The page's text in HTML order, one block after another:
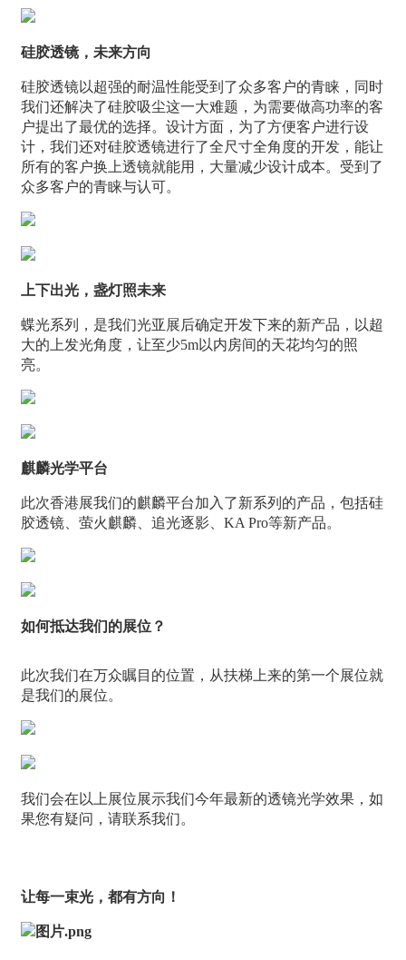
硅胶透镜，未来方向
硅胶透镜以超强的耐温性能受到了众多客户的青睐，同时
我们还解决了硅胶吸尘这一大难题，为需要做高功率的客
户提出了最优的选择。设计方面，为了方便客户进行设
计，我们还对硅胶透镜进行了全尺寸全角度的开发，能让
所有的客户换上透镜就能用，大量减少设计成本。受到了
众多客户的青睐与认可。
上下出光，盏灯照未来
蝶光系列，是我们光亚展后确定开发下来的新产品，以超
大的上发光角度，让至少5m以内房间的天花均匀的照
亮。
麒麟光学平台
此次香港展我们的麒麟平台加入了新系列的产品，包括硅
胶透镜、萤火麒麟、追光逐影、KA Pro等新产品。
如何抵达我们的展位？
此次我们在万众瞩目的位置，从扶梯上来的第一个展位就
是我们的展位。
我们会在以上展位展示我们今年最新的透镜光学效果，如
果您有疑问，请联系我们。
让每一束光，都有方向！